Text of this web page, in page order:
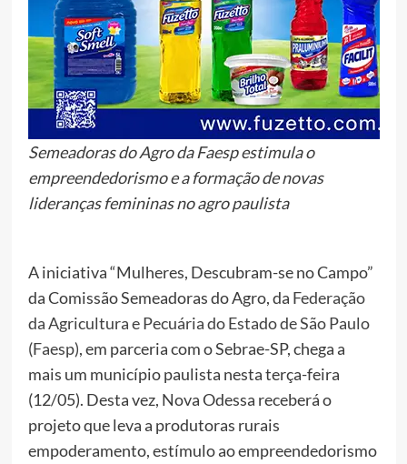
Semeadoras do Agro da Faesp estimula o
empreendedorismo e a formação de novas
lideranças femininas no agro paulista
A iniciativa “Mulheres, Descubram-se no Campo”
da Comissão Semeadoras do Agro, da Federação
da Agricultura e Pecuária do Estado de São Paulo
(Faesp), em parceria com o Sebrae-SP, chega a
mais um município paulista nesta terça-feira
(12/05). Desta vez, Nova Odessa receberá o
projeto que leva a produtoras rurais
empoderamento, estímulo ao empreendedorismo